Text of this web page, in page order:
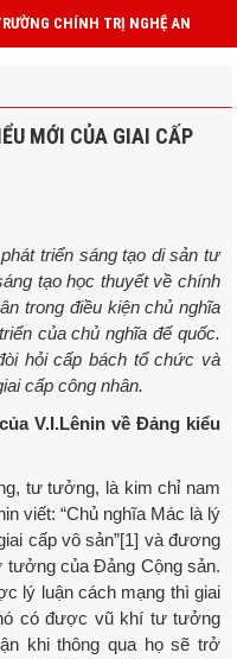
CHÍNH TRỊ NGHỆ AN
MỚI CỦA GIAI CẤP
triển sáng tạo di sản tư
tạo học thuyết về chính
trong điều kiện chủ nghĩa
của chủ nghĩa đế quốc.
hỏi cấp bách tổ chức và
cấp công nhân.
V.I.Lênin về Đảng kiểu
tư tưởng, là kim chỉ nam
viết: “Chủ nghĩa Mác là lý
cấp vô sản”[1] và đương
tưởng của Đảng Cộng sản.
lý luận cách mạng thì giai
có được vũ khí tư tưởng
khi thông qua họ sẽ trở